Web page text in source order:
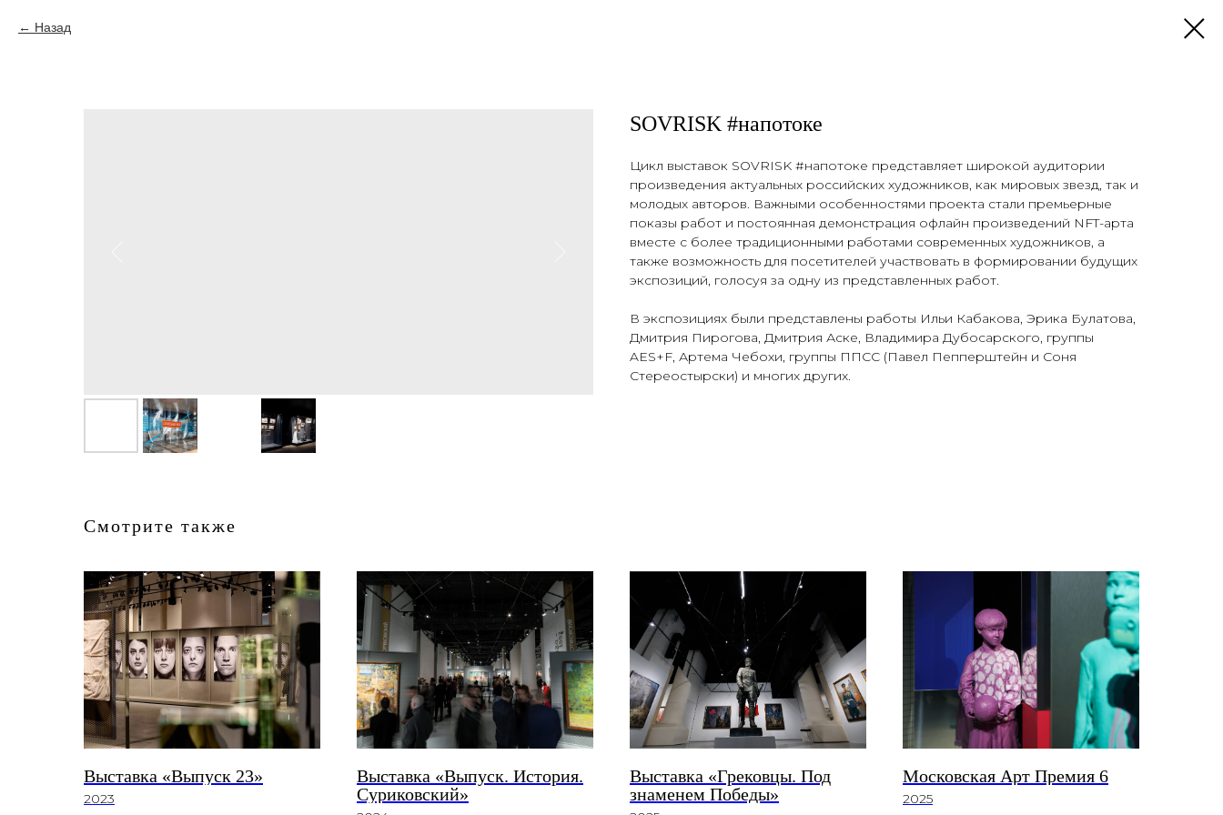
Назад
SOVRISK #напотоке
Цикл выставок SOVRISK #напотоке представляет широкой аудитории
произведения актуальных российских художников, как мировых звезд, так и
молодых авторов. Важными особенностями проекта стали премьерные
показы работ и постоянная демонстрация офлайн произведений NFT-арта
вместе с более традиционными работами современных художников, а
также возможность для посетителей участвовать в формировании будущих
экспозиций, голосуя за одну из представленных работ.
В экспозициях были представлены работы Ильи Кабакова, Эрика Булатова,
Дмитрия Пирогова, Дмитрия Аске, Владимира Дубосарского, группы
AES+F, Артема Чебохи, группы ППСС (Павел Пепперштейн и Соня
Стереостырски) и многих других.
Смотрите также
Выставка «Выпуск 23»
2023
Выставка «Выпуск. История.
Суриковский»
Выставка «Грековцы. Под
знаменем Победы»
Московская Арт Премия 6
2025